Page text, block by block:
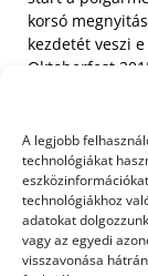
A legjobb
technológiákat
technológiákhoz
adatokat
vagy az egyedi
visszavonása
korsó
kezdetét veszi
Oktoberfest
kijutása
való utazást a
megszervezik a
Európa-szerte
2015 időpont
ezért most
barátait,
bővelkedő,